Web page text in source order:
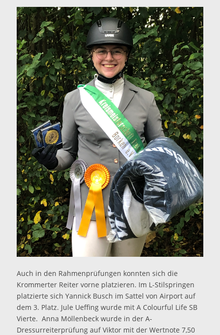
Auch in den Rahmenprüfungen konnten sich die
Krommerter Reiter vorne platzieren. Im L-Stilspringen
platzierte sich Yannick Busch im Sattel von Airport auf
dem 3. Platz. Jule Ueffing wurde mit A Colourful Life SB
Vierte. Anna Möllenbeck wurde in der A-
Dressurreiterprüfung auf Viktor mit der Wertnote 7,50